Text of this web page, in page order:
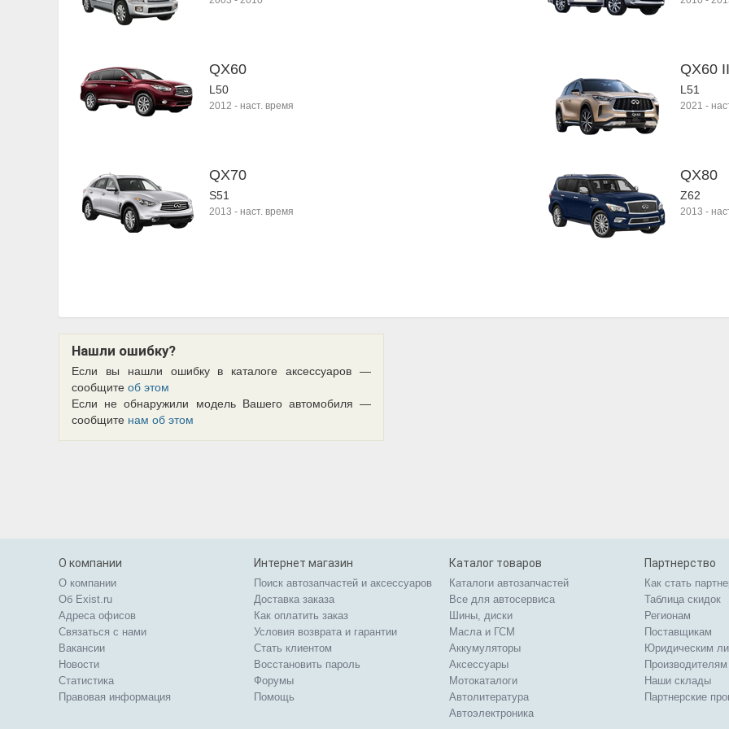
QX60
L50
2012 - наст. время
QX60 II
L51
2021 -
QX70
S51
2013 - наст. время
QX80
Z62
2013 -
Нашли ошибку?
Если вы нашли ошибку в каталоге аксессуаров —
сообщите об этом
Если не обнаружили модель Вашего автомобиля —
сообщите нам об этом
О компании
О компании
Об Exist.ru
Адреса офисов
Связаться с нами
Вакансии
Новости
Статистика
Правовая информация
Интернет магазин
Поиск автозапчастей и аксессуаров
Доставка заказа
Как оплатить заказ
Условия возврата и гарантии
Стать клиентом
Восстановить пароль
Форумы
Помощь
Каталог товаров
Каталоги автозапчастей
Все для автосервиса
Шины, диски
Масла и ГСМ
Аккумуляторы
Аксессуары
Мотокаталоги
Автолитература
Автоэлектроника
Партнерство
Как стать
Таблица скидок
Регионам
Поставщикам
Юридическим
Производителям
Наши склады
Партнерские